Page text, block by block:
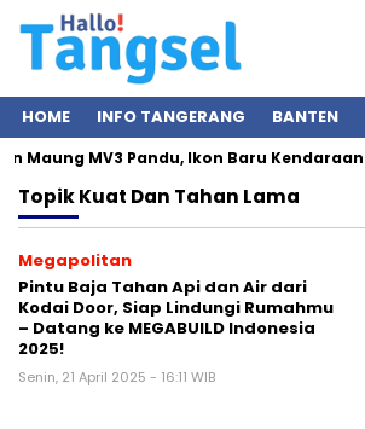
HOME INFO TANGERANG BANTEN
Maung MV3 Pandu, Ikon Baru Kendaraan
TopikKuat Dan Tahan Lama
Megapolitan
Pintu Baja Tahan Api dan Air dari
Kodai Door, Siap Lindungi Rumahmu
– Datang ke MEGABUILD Indonesia
2025!
Senin, 21 April 2025 - 16:11 WIB